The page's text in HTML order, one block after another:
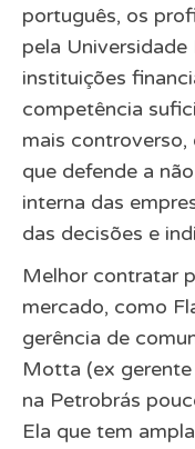
português, os
pela
instituições
competência
mais controverso,
que defende a
interna das
das decisões e
Melhor contratar
mercado, como
gerência de
Motta (ex
na Petrobrás
Ela que tem